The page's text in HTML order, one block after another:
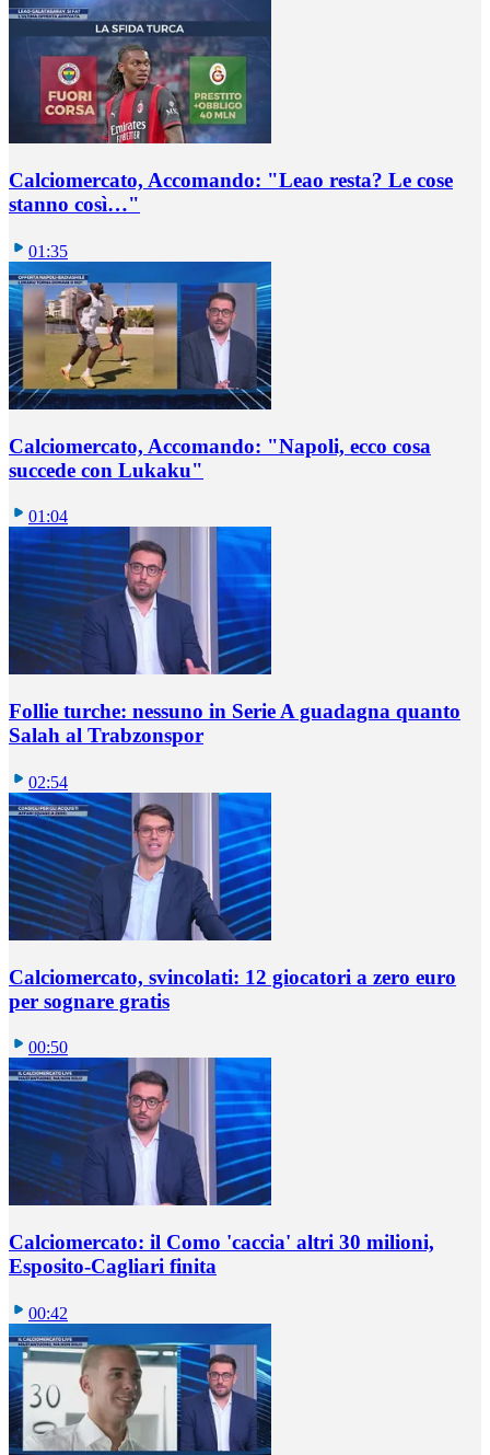
Calciomercato, Accomando: "Leao resta? Le cose
stanno così…"
01:35
Calciomercato, Accomando: "Napoli, ecco cosa
succede con Lukaku"
01:04
Follie turche: nessuno in Serie A guadagna quanto
Salah al Trabzonspor
02:54
Calciomercato, svincolati: 12 giocatori a zero euro
per sognare gratis
00:50
Calciomercato: il Como 'caccia' altri 30 milioni,
Esposito-Cagliari finita
00:42